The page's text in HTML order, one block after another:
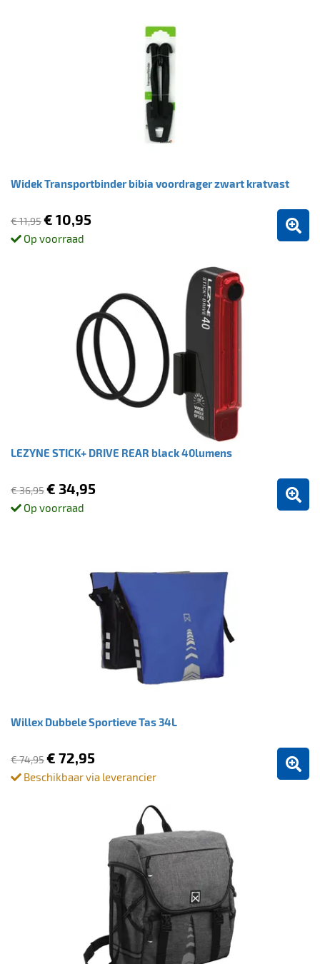
Widek Transportbinder bibia voordrager zwart kratvast
€ 11,95€ 10,95
Op voorraad
LEZYNE STICK+ DRIVE REAR black 40lumens
€ 36,95€ 34,95
Op voorraad
Willex Dubbele Sportieve Tas 34L
€ 74,95€ 72,95
Beschikbaar via leverancier